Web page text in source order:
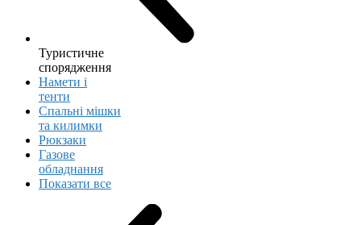
Туристичне
спорядження
Намети і
тенти
Спальні мішки
та килимки
Рюкзаки
Газове
обладнання
Показати все